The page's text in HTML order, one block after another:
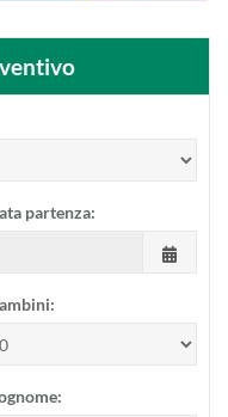
partenza: